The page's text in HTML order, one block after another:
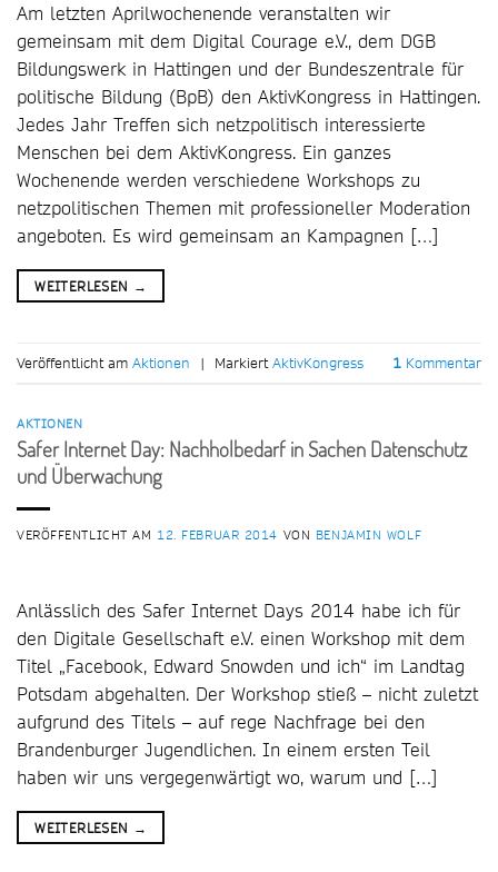
Am letzten Aprilwochenende veranstalten wir
gemeinsam mit dem Digital Courage e.V., dem DGB
Bildungswerk in Hattingen und der Bundeszentrale für
politische Bildung (BpB) den AktivKongress in Hattingen.
Jedes Jahr Treffen sich netzpolitisch interessierte
Menschen bei dem AktivKongress. Ein ganzes
Wochenende werden verschiedene Workshops zu
netzpolitischen Themen mit professioneller Moderation
angeboten. Es wird gemeinsam an Kampagnen […]
WEITERLESEN →
Veröffentlicht am Aktionen | MarkiertAktivKongress 1 Kommentar
AKTIONEN
Safer Internet Day: Nachholbedarf in Sachen Datenschutz
und Überwachung
VERÖFFENTLICHT AM 12. FEBRUAR 2014 VON BENJAMIN WOLF
Anlässlich des Safer Internet Days 2014 habe ich für
den Digitale Gesellschaft e.V. einen Workshop mit dem
Titel „Facebook, Edward Snowden und ich“ im Landtag
Potsdam abgehalten. Der Workshop stieß – nicht zuletzt
aufgrund des Titels – auf rege Nachfrage bei den
Brandenburger Jugendlichen. In einem ersten Teil
haben wir uns vergegenwärtigt wo, warum und […]
WEITERLESEN →